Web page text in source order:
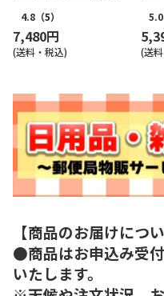
4.8 （5）
7,480円
(送料・税込)
5.0
(送
【商品のお届けについ
●商品はお申込み受
いたします。